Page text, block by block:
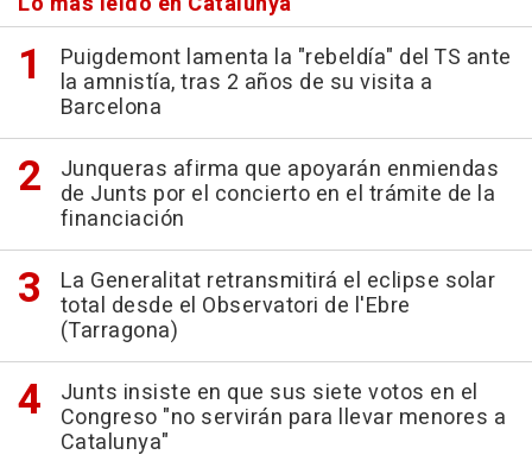
Puigdemont lamenta la "rebeldía" del TS ante
la amnistía, tras 2 años de su visita a
Barcelona
Junqueras afirma que apoyarán enmiendas
de Junts por el concierto en el trámite de la
financiación
La Generalitat retransmitirá el eclipse solar
total desde el Observatori de l'Ebre
(Tarragona)
Junts insiste en que sus siete votos en el
Congreso "no servirán para llevar menores a
Catalunya"